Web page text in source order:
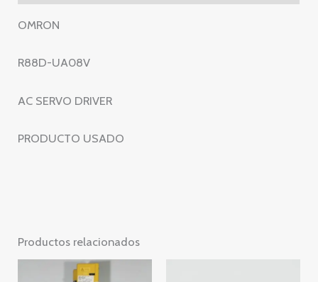
OMRON
R88D-UA08V
AC SERVO DRIVER
PRODUCTO USADO
Productos relacionados